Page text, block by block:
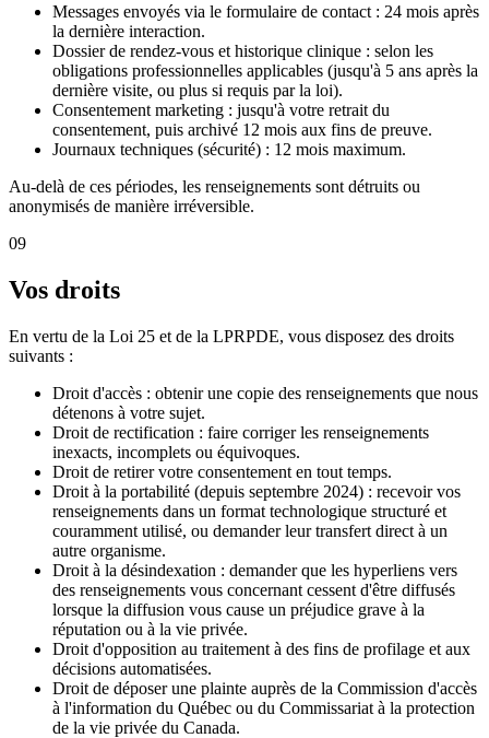
Messages envoyés via le formulaire de contact : 24 mois après
la dernière interaction.
Dossier de rendez-vous et historique clinique : selon les
obligations professionnelles applicables (jusqu'à 5 ans après la
dernière visite, ou plus si requis par la loi).
Consentement marketing : jusqu'à votre retrait du
consentement, puis archivé 12 mois aux fins de preuve.
Journaux techniques (sécurité) : 12 mois maximum.
Au-delà de ces périodes, les renseignements sont détruits ou
anonymisés de manière irréversible.
09
Vos droits
En vertu de la Loi 25 et de la LPRPDE, vous disposez des droits
suivants :
Droit d'accès : obtenir une copie des renseignements que nous
détenons à votre sujet.
Droit de rectification : faire corriger les renseignements
inexacts, incomplets ou équivoques.
Droit de retirer votre consentement en tout temps.
Droit à la portabilité (depuis septembre 2024) : recevoir vos
renseignements dans un format technologique structuré et
couramment utilisé, ou demander leur transfert direct à un
autre organisme.
Droit à la désindexation : demander que les hyperliens vers
des renseignements vous concernant cessent d'être diffusés
lorsque la diffusion vous cause un préjudice grave à la
réputation ou à la vie privée.
Droit d'opposition au traitement à des fins de profilage et aux
décisions automatisées.
Droit de déposer une plainte auprès de la Commission d'accès
à l'information du Québec ou du Commissariat à la protection
de la vie privée du Canada.